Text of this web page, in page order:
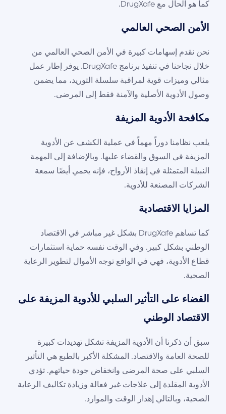
كما هو الحال مع DrugXafe.
الأمن الصحي العالمي
نحن نقدم إسهامات كبيرة في الأمن الصحي العالمي من
خلال نجاحنا في تنفيذ برنامج DrugXafe. يوفر إطار عمل
مثالي وميزات قوية لمراقبة سلسلة التوريد، مما يضمن
وصول الأدوية الأصلية والآمنة فقط إلى المرضى.
مكافحة الأدوية المزيفة
يلعب نظامنا دوراً مهماً في عملية الكشف عن الأدوية
المزيفة في السوق والقضاء عليها. وبالإضافة إلى المهمة
النبيلة المتمثلة في إنقاذ الأرواح، فإنه يحمي أيضًا سمعة
الشركات المصنعة للأدوية.
المزايا الاقتصادية
كما تساهم DrugXafe بشكل غير مباشر في الاقتصاد
الوطني بشكل كبير. وفي الوقت نفسه حماية استثمارات
قطاع الأدوية، فهي في الواقع توجه الأموال لتطوير الرعاية
الصحية.
القضاء على التأثير السلبي للأدوية المزيفة على
الاقتصاد الوطني
سبق أن ذكرنا أن الأدوية المزيفة تشكل تهديدات كبيرة
للصحة العامة والاقتصاد. المشكلة الأكبر بالطبع هي التأثير
السلبي على صحة المرضى وانخفاض جودة حياتهم. تؤدي
الأدوية المقلدة إلى علاجات غير فعالة وزيادة تكاليف الرعاية
الصحية، وبالتالي إهدار الوقت والموارد.